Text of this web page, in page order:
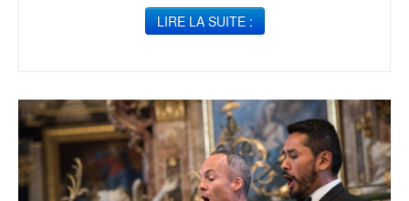
LIRE LA SUITE :